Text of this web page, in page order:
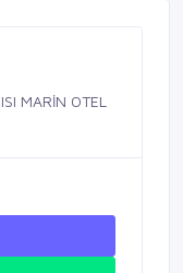
MARİN OTEL